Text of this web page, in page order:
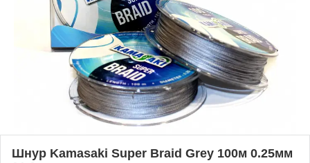
Шнур Kamasaki Super Braid Grey 100м 0.25мм